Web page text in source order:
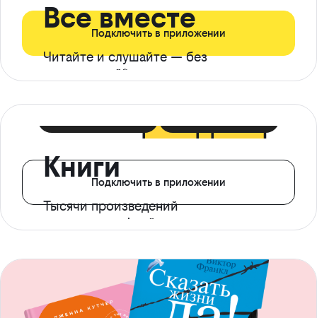
Все вместе
Читайте и слушайте — без
ограничений*
Подключить в приложении
Книги
Тысячи произведений
с доступом офлайн
Подключить в приложении